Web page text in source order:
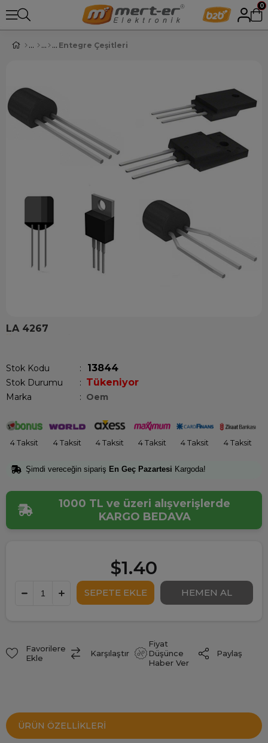
0
Entegre Çeşitleri
LA 4267
Stok Kodu 13844
Stok Durumu : Tükeniyor
Marka : Oem
4 Taksit 4 Taksit 4 Taksit 4 Taksit 4 Taksit 4 Taksit
Şimdi vereceğin sipariş En Geç Pazartesi Kargoda!
1000 TL ve üzeri alışverişlerde
KARGO BEDAVA
$1.40
Favorilere
Ekle
Karşılaştır
Fiyat
Düşünce
Haber Ver
Paylaş
ÜRÜN ÖZELLIKLERI